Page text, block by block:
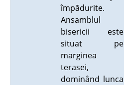
împădurite.
Ansamblul
bisericii este
situat pe
marginea
terasei,
dominând lunca